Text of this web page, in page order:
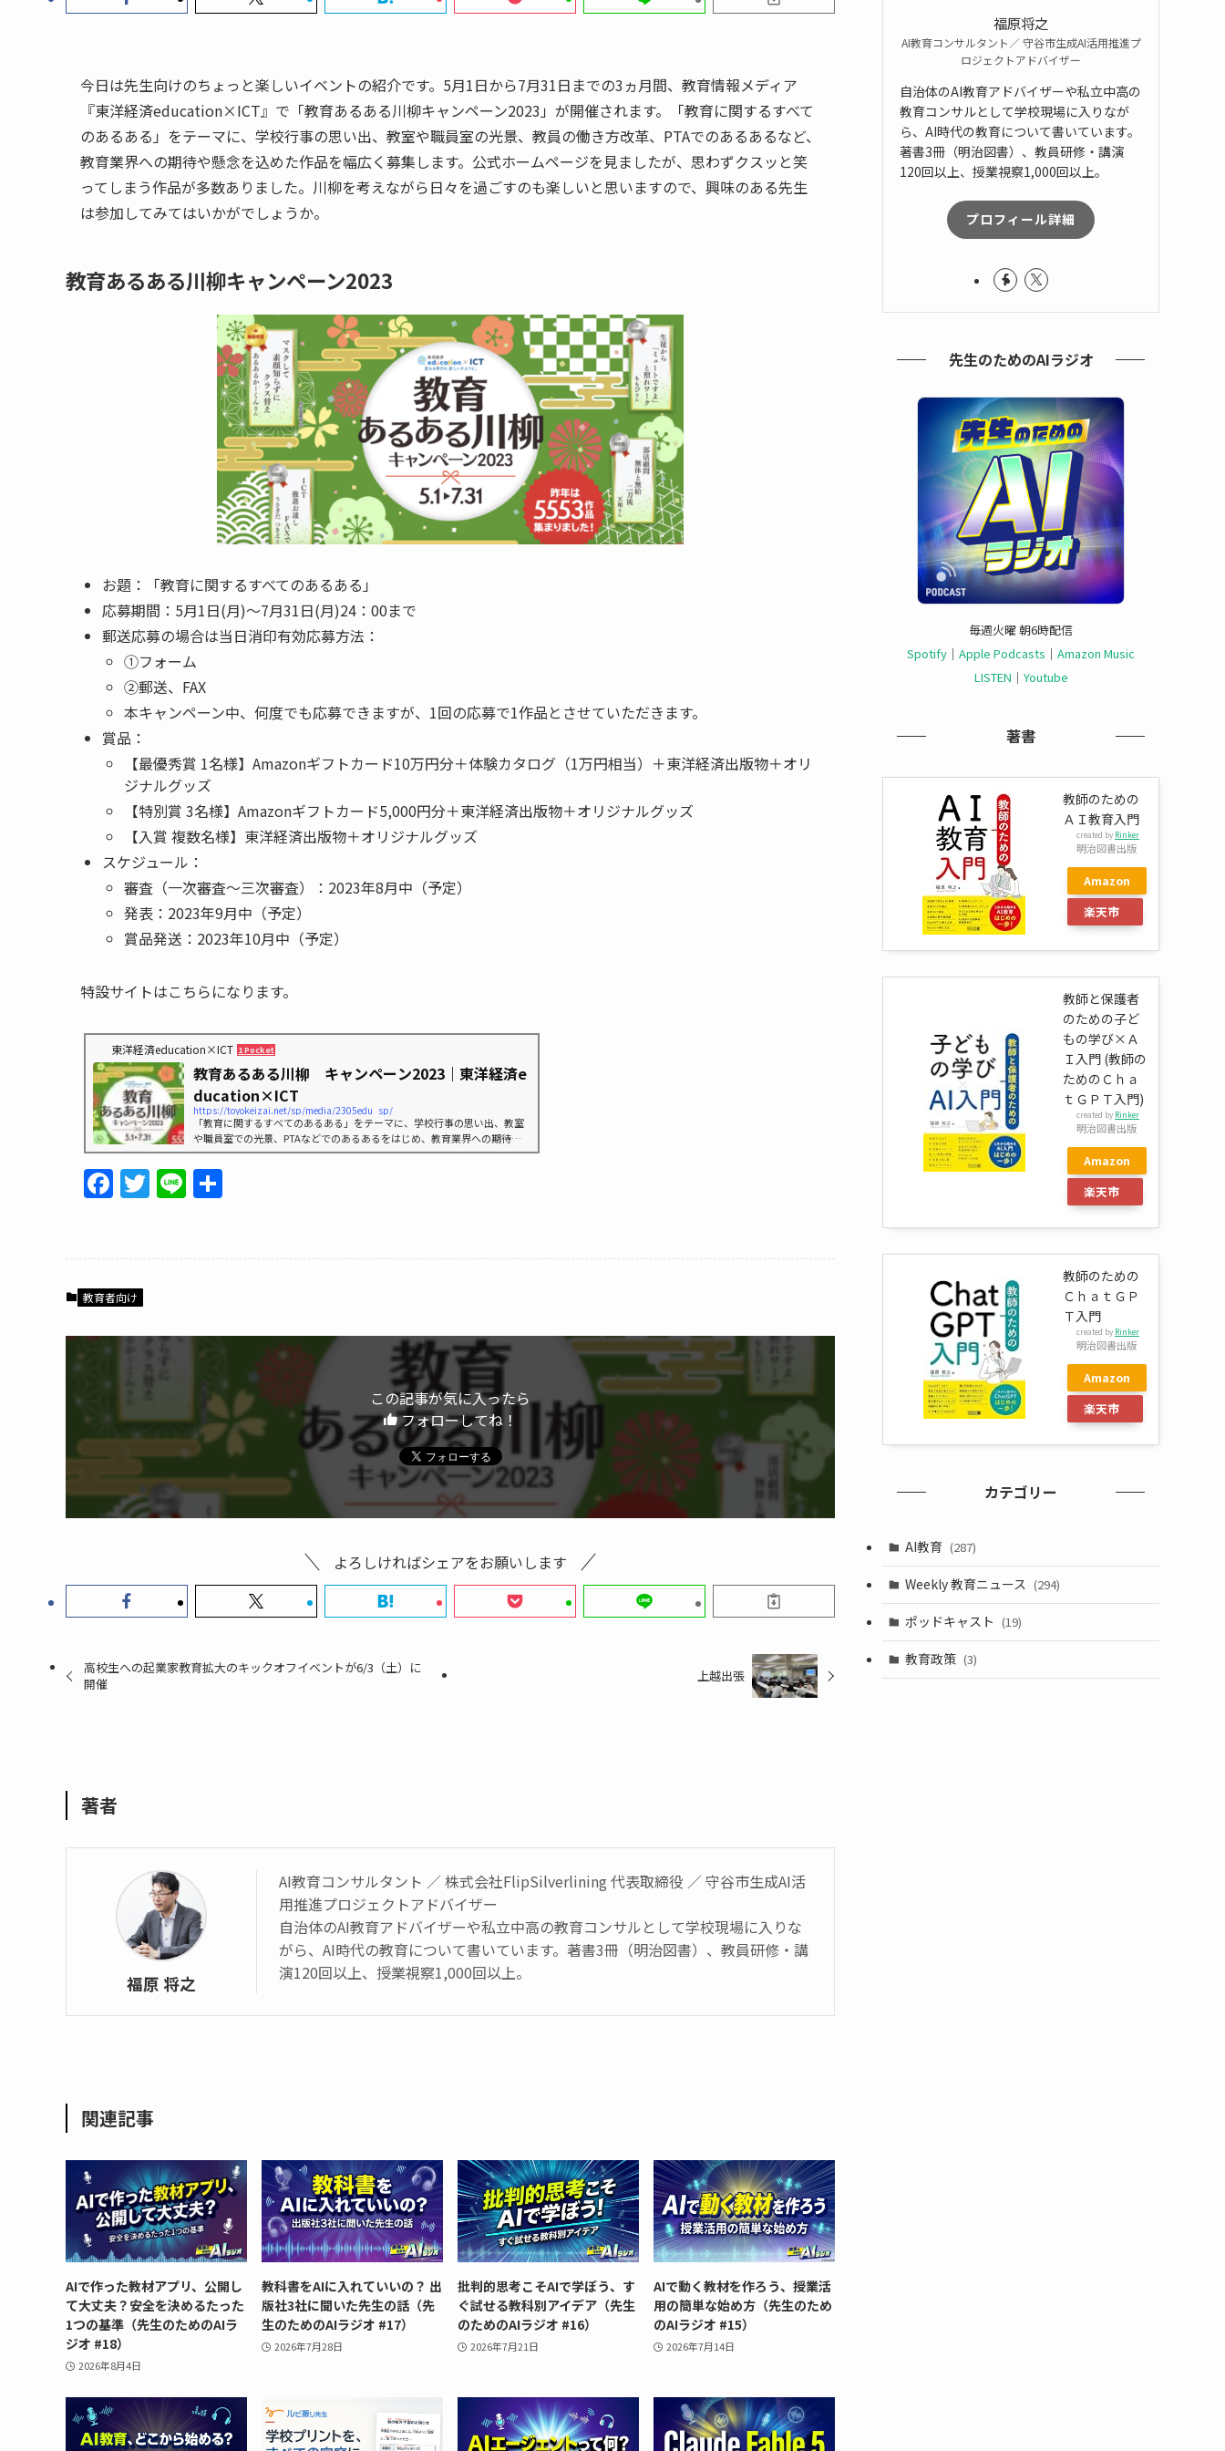
今日は先生向けのちょっと楽しいイベントの紹介です。5月1日から7月31日までの3ヵ月間、教育情報メディア
『東洋経済education×ICT』で「教育あるある川柳キャンペーン2023」が開催されます。「教育に関するすべて
のあるある」をテーマに、学校行事の思い出、教室や職員室の光景、教員の働き方改革、PTAでのあるあるなど、
教育業界への期待や懸念を込めた作品を幅広く募集します。公式ホームページを見ましたが、思わずクスッと笑
ってしまう作品が多数ありました。川柳を考えながら日々を過ごすのも楽しいと思いますので、興味のある先生
は参加してみてはいかがでしょうか。
教育あるある川柳キャンペーン2023
お題：「教育に関するすべてのあるある」
応募期間：5月1日(月)～7月31日(月)24：00まで
郵送応募の場合は当日消印有効応募方法：
①フォーム
②郵送、FAX
本キャンペーン中、何度でも応募できますが、1回の応募で1作品とさせていただきます。
賞品：
【最優秀賞 1名様】Amazonギフトカード10万円分＋体験カタログ（1万円相当）＋東洋経済出版物＋オリ
ジナルグッズ
【特別賞 3名様】Amazonギフトカード5,000円分＋東洋経済出版物＋オリジナルグッズ
【入賞 複数名様】東洋経済出版物＋オリジナルグッズ
スケジュール：
審査（一次審査〜三次審査）：2023年8月中（予定）
発表：2023年9月中（予定）
賞品発送：2023年10月中（予定）
特設サイトはこちらになります。
東洋経済education×ICT 1 Pocket
教育あるある川柳 キャンペーン2023｜東洋経済e
ducation×ICT
https://toyokeizai.net/sp/media/2305edu_sp/
「教育に関するすべてのあるある」をテーマに、学校行事の思い出、教室
や職員室での光景、PTAなどでのあるあるをはじめ、教育業界への期待や
懸念など、幅広い観点からの作品を募集します
F
e
b
o
T
er
Li
教育者向け
この記事が気に入ったら
フォローしてね！
よろしければシェアをお願いします
高校生への起業家教育拡大のキックオフイベントが6/3（土）に
開催
上越出張
著者
福原 将之
AI教育コンサルタント ／ 株式会社FlipSilverlining 代表取締役 ／ 守谷市生成AI活
用推進プロジェクトアドバイザー
自治体のAI教育アドバイザーや私立中高の教育コンサルとして学校現場に入りな
がら、AI時代の教育について書いています。著書3冊（明治図書）、教員研修・講
演120回以上、授業視察1,000回以上。
関連記事
AIで作った教材アプリ、公開し
て大丈夫？安全を決めるたった
1つの基準（先生のためのAIラ
ジオ #18）
2026年8月4日
教科書をAIに入れていいの？ 出
版社3社に聞いた先生の話（先
生のためのAIラジオ #17）
2026年7月28日
批判的思考こそAIで学ぼう、す
ぐ試せる教科別アイデア（先生
のためのAIラジオ #16）
2026年7月21日
AIで動く教材を作ろう、授業活
用の簡単な始め方（先生のため
のAIラジオ #15）
2026年7月14日
福原将之
AI教育コンサルタント／ 守谷市生成AI活用推進プ
ロジェクトアドバイザー
自治体のAI教育アドバイザーや私立中高の
教育コンサルとして学校現場に入りなが
ら、AI時代の教育について書いています。
著書3冊（明治図書）、教員研修・講演
120回以上、授業視察1,000回以上。
プロフィール詳細
先生のためのAIラジオ
毎週火曜 朝6時配信
Spotify ｜ Apple Podcasts ｜ Amazon Music
LISTEN ｜ Youtube
著書
教師のための
ＡＩ教育入門
created by Rinker
明治図書出版
Amazon
楽天市
教師と保護者
のための子ど
もの学び×Ａ
Ｉ入門 (教師の
ためのＣｈａ
ｔＧＰＴ入門)
created by Rinker
明治図書出版
Amazon
楽天市
教師のための
ＣｈａｔＧＰ
Ｔ入門
created by Rinker
明治図書出版
Amazon
楽天市
カテゴリー
AI教育 (287)
Weekly 教育ニュース (294)
ポッドキャスト (19)
教育政策 (3)